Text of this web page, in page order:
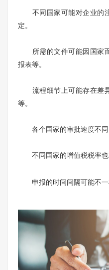
不同国家可能对企业的
定。
所需的文件可能因国家而
报表等。
流程细节上可能存在差
等。
各个国家的审批速度不同
不同国家的增值税税率也
申报的时间间隔可能不一